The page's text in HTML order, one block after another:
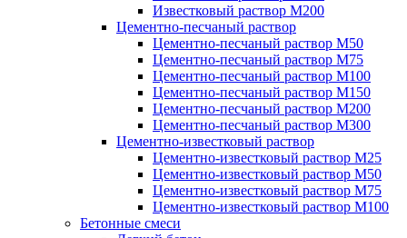
Известковый раствор М200
Цементно-песчаный раствор
Цементно-песчаный раствор М50
Цементно-песчаный раствор М75
Цементно-песчаный раствор М100
Цементно-песчаный раствор М150
Цементно-песчаный раствор М200
Цементно-песчаный раствор М300
Цементно-известковый раствор
Цементно-известковый раствор М25
Цементно-известковый раствор М50
Цементно-известковый раствор М75
Цементно-известковый раствор М100
Бетонные смеси